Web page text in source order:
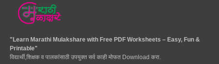
"Learn Marathi Mulakshare with Free PDF Worksheets – Easy, Fun &
Printable"
विद्यार्थी,शिक्षक व पालकांसाठी उपयुक्त सर्व काही मोफत Download करा.